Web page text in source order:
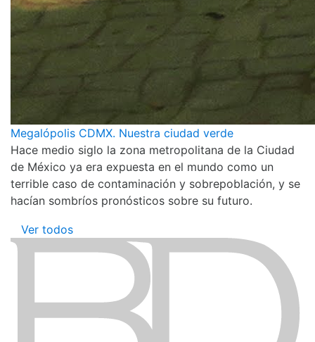
Megalópolis CDMX. Nuestra ciudad verde
Hace medio siglo la zona metropolitana de la Ciudad
de México ya era expuesta en el mundo como un
terrible caso de contaminación y sobrepoblación, y se
hacían sombríos pronósticos sobre su futuro.
Ver todos